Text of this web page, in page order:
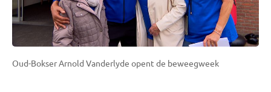
Oud-Bokser Arnold Vanderlyde opent de beweegweek